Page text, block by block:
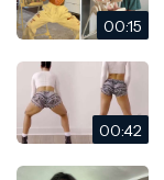
00:15
00:42